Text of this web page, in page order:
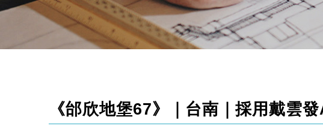
《邰欣地堡67》｜台南｜採用戴雲